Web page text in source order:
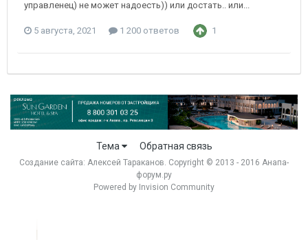
управленец) не может надоесть)) или достать.. или...
5 августа, 2021 1 200 ответов 1
Тема Обратная связь
Создание сайта: Алексей Тараканов. Copyright © 2013 - 2016 Анапа-
форум.ру
Powered by Invision Community